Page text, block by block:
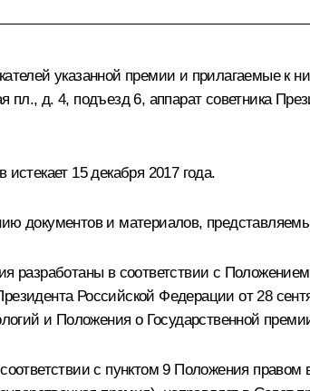
указанной премии и прилагаемые к
пл., д. 4, подъезд 6, аппарат советника
15 декабря 2017 года.
документов и материалов,
разработаны в соответствии с
Российской Федерации от 28
и Положения о Государственной
с пунктом 9 Положения